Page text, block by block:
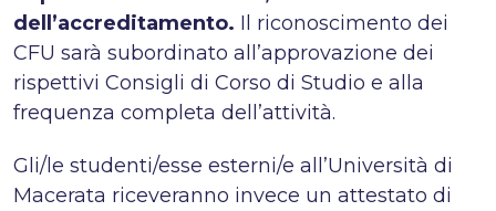
dell’accreditamento. Il riconoscimento dei
CFU sarà subordinato all’approvazione dei
rispettivi Consigli di Corso di Studio e alla
frequenza completa dell’attività.
Gli/le studenti/esse esterni/e all’Università di
Macerata riceveranno invece un attestato di